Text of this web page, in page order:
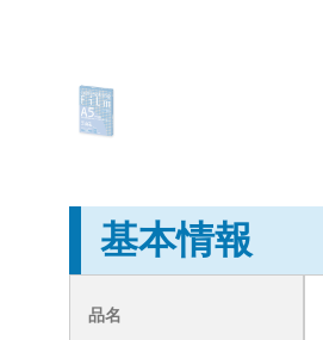
基本情報
品名